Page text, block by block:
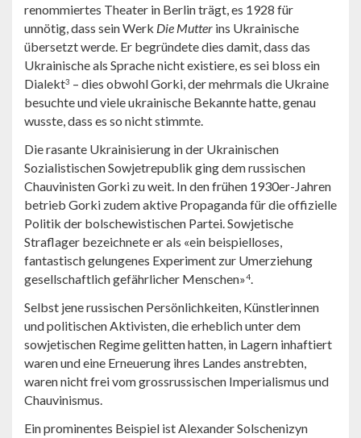
renommiertes Theater in Berlin trägt, es 1928 für
unnötig, dass sein Werk Die Mutter ins Ukrainische
übersetzt werde. Er begründete dies damit, dass das
Ukrainische als Sprache nicht existiere, es sei bloss ein
Dialekt3 – dies obwohl Gorki, der mehrmals die Ukraine
besuchte und viele ukrainische Bekannte hatte, genau
wusste, dass es so nicht stimmte.
Die rasante Ukrainisierung in der Ukrainischen
Sozialistischen Sowjetrepublik ging dem russischen
Chauvinisten Gorki zu weit. In den frühen 1930er-Jahren
betrieb Gorki zudem aktive Propaganda für die offizielle
Politik der bolschewistischen Partei. Sowjetische
Straflager bezeichnete er als «ein beispielloses,
fantastisch gelungenes Experiment zur Umerziehung
gesellschaftlich gefährlicher Menschen»4.
Selbst jene russischen Persönlichkeiten, Künstlerinnen
und politischen Aktivisten, die erheblich unter dem
sowjetischen Regime gelitten hatten, in Lagern inhaftiert
waren und eine Erneuerung ihres Landes anstrebten,
waren nicht frei vom grossrussischen Imperialismus und
Chauvinismus.
Ein prominentes Beispiel ist Alexander Solschenizyn